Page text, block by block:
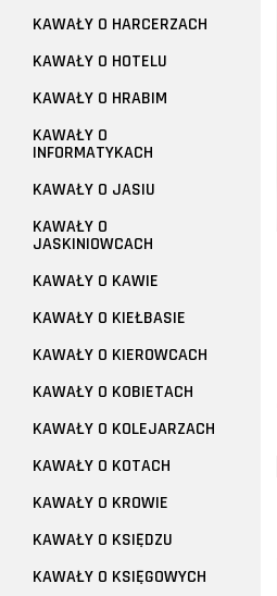
KAWAŁY O HARCERZACH
KAWAŁY O HOTELU
KAWAŁY O HRABIM
KAWAŁY O
INFORMATYKACH
KAWAŁY O JASIU
KAWAŁY O
JASKINIOWCACH
KAWAŁY O KAWIE
KAWAŁY O KIEŁBASIE
KAWAŁY O KIEROWCACH
KAWAŁY O KOBIETACH
KAWAŁY O KOLEJARZACH
KAWAŁY O KOTACH
KAWAŁY O KROWIE
KAWAŁY O KSIĘDZU
KAWAŁY O KSIĘGOWYCH